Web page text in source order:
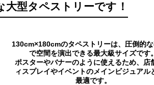
型タペストリーです！
130cm×180cmのタペストリーは、圧倒的
で空間を演出できる最大級サイズです。
ポスターやバナーのように使えるため、店
ィスプレイやイベントのメインビジュアル
最適です。